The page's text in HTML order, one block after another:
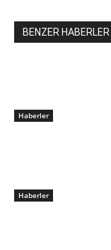
BENZER HABERLER
Haberler
Haberler